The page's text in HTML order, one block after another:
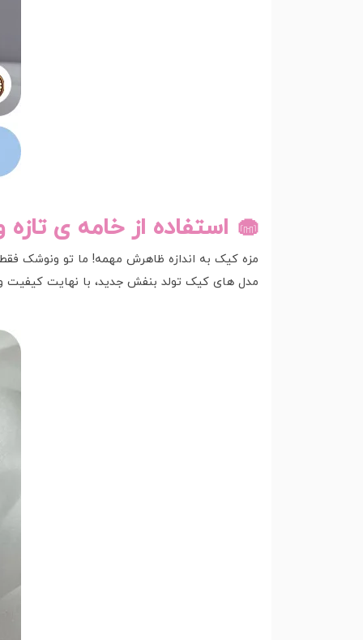
🧁 استفاده از خامه ی
مزه کیک به اندازه ظاهرش مهمه! ما تو ونوشک
مدل های کیک تولد بنفش جدید، با نهایت